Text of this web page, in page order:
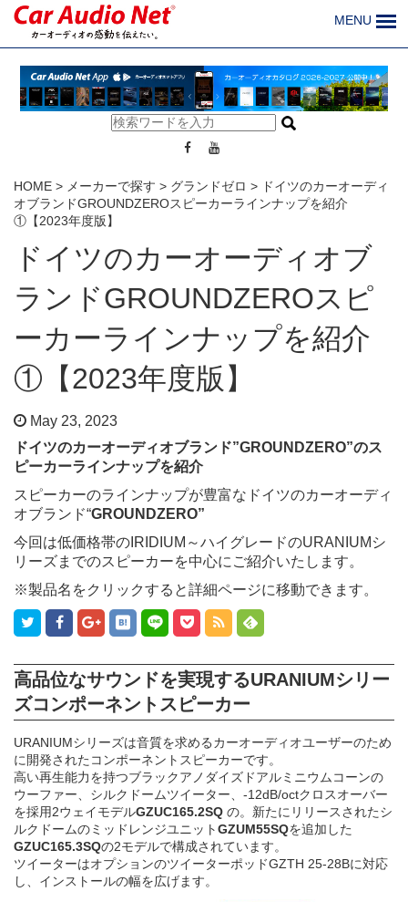
MENU
HOME > メーカーで探す > グランドゼロ > ドイツのカーオーディ
オブランドGROUNDZEROスピーカーラインナップを紹介
①【2023年度版】
ドイツのカーオーディオブ
ランドGROUNDZEROスピ
ーカーラインナップを紹介
①【2023年度版】
May 23, 2023
ドイツのカーオーディオブランド”GROUNDZERO”のス
ピーカーラインナップを紹介
スピーカーのラインナップが豊富なドイツのカーオーディ
オブランド“GROUNDZERO”
今回は低価格帯のIRIDIUM～ハイグレードのURANIUMシ
リーズまでのスピーカーを中心にご紹介いたします。
※製品名をクリックすると詳細ページに移動できます。
高品位なサウンドを実現するURANIUMシリー
ズコンポーネントスピーカー
URANIUMシリーズは音質を求めるカーオーディオユーザーのため
に開発されたコンポーネントスピーカーです。
高い再生能力を持つブラックアノダイズドアルミニウムコーンの
ウーファー、シルクドームツイーター、-12dB/octクロスオーバー
を採用2ウェイモデルGZUC165.2SQ の。新たにリリースされたシ
ルクドームのミッドレンジユニットGZUM55SQを追加した
GZUC165.3SQの2モデルで構成されています。
ツイーターはオプションのツイーターポッドGZTH 25-28Bに対応
し、インストールの幅を広げます。